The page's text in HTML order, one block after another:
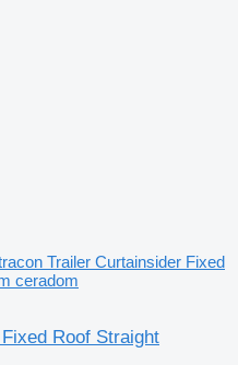
Trailer Curtainsider Fixed
ceradom
Roof Straight